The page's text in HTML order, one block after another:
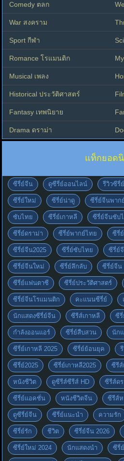
Comedy ตลก
War สงคราม
Sport กีฬา
Romance โรแมนติก
Musical เพลง
Historical ประวัติศาสตร์
Fantasy เทพนิยาย
Drama ดราม่า
แท็กยอด
ซีรี่ย์จีน ดูซีรี่ย์ออนไลน์ รีวิวซีรี่
ซีรี่ย์ใหม่ ซีรี่ย์น่าดู ซีรี่ย์จีนพาก
ซับไทย ซีรี่ย์เกาหลี ซีรี่ย์จีนซับ
ซีรี่ย์ดราม่า ซีรี่ย์พากย์ไทย ซีรี่
ซีรี่ย์จีน2025 ซีรี่ย์ซับไทย ซีรี่ย์
ซีรี่ย์จีนใหม่ ซีรี่ย์ลึกลับ ซีรี่ย์จีน
ซีรี่ย์แฟนตาซี ซีรี่ย์ประวัติศาสตร์
ซีรี่ย์จีนโรแมนติก คะแนนซีรี่ย์
นักแสดงซีรี่ย์จีน ซีรีส์เกาหลี ซีรี่
กำลังออนแอร์ ซีรี่ย์สืบสวน นัก
ซีรี่ย์เกาหลี 2025 ซีรี่ย์ย้อนยุค
ซีรี่ย์2025 ซีรี่ย์เกาหลี2025 ซีรีส์
หนังชีวิต ดูซีรีส์ซีรีส์ HD ซีรีส์ด
ซีรี่ย์แอคชั่น หนังชีวิตจีน ซีรีส์
ดูซีรี่ย์จีน ซีรี่ย์แนะนำ ความรัก
ซีรี่ย์รัก ชีวิต ซีรี่ย์จีน 2026
ซีรี่ย์ใหม่ 2024 นักแสดงนำ ซีรี่